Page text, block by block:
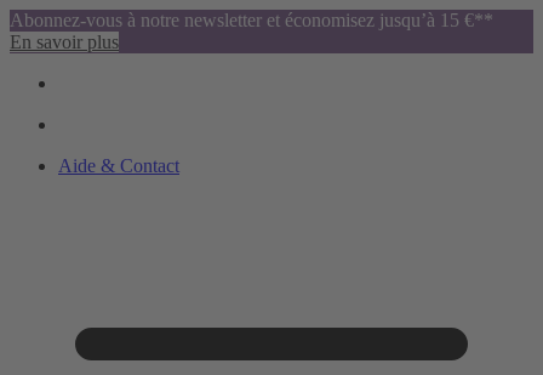
Abonnez-vous à notre newsletter et économisez jusqu’à 15 €**
En savoir plus
Aide & Contact